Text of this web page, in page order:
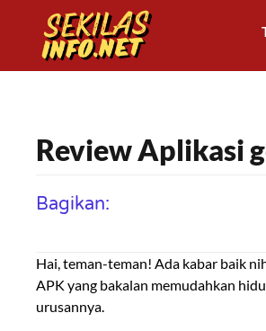
Review Aplikasi
Bagikan:
Hai, teman-teman! Ada kabar baik
APK yang bakalan memudahkan
urusannya.